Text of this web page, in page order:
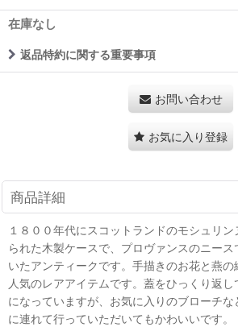
在庫なし
返品特約に関する重要事項
お問い合わせ
お気に入り登録
商品詳細
１８００年代にスコットランドのモシュリ
られた木製ケースで、プロヴァンスのニー
いたアンティークです。手描きのお花と燕
人気のレアアイテムです。蓋をひっくり返し
になっていますが、お気に入りのブローチ
に連れて行っていただいてもかわいいです。